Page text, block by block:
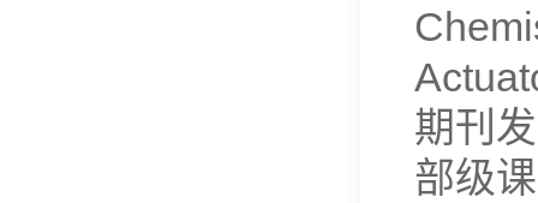
期刊
部级